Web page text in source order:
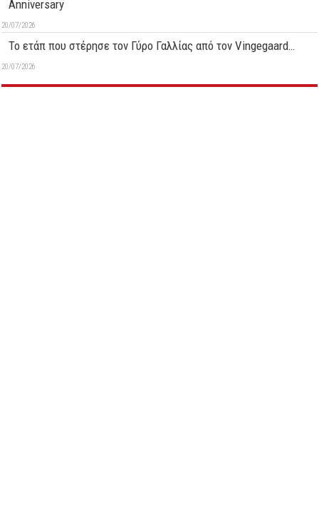
Anniversary
20/07/2026
Το ετάπ που στέρησε τον Γύρο Γαλλίας από τον Vingegaard…
20/07/2026